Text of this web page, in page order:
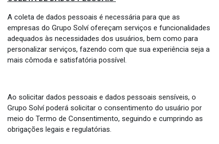
A coleta de dados pessoais é necessária para que as
empresas do Grupo Solví ofereçam serviços e funcionalidades
adequados às necessidades dos usuários, bem como para
personalizar serviços, fazendo com que sua experiência seja a
mais cômoda e satisfatória possível.
Ao solicitar dados pessoais e dados pessoais sensíveis, o
Grupo Solví poderá solicitar o consentimento do usuário por
meio do Termo de Consentimento, seguindo e cumprindo as
obrigações legais e regulatórias.